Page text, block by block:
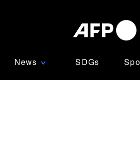
News ∨ SDGs